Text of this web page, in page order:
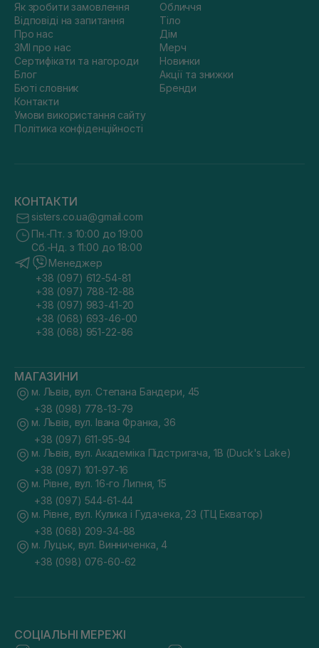
Як зробити замовлення
Відповіді на запитання
Про нас
ЗМІ про нас
Сертифікати та нагороди
Блог
Бюті словник
Контакти
Умови використання сайту
Політика конфіденційності
Обличчя
Тіло
Дім
Мерч
Новинки
Акції та знижки
Бренди
КОНТАКТИ
sisters.co.ua@gmail.com
Пн.-Пт. з 10:00 до 19:00
Сб.-Нд. з 11:00 до 18:00
Менеджер
+38 (097) 612-54-81
+38 (097) 788-12-88
+38 (097) 983-41-20
+38 (068) 693-46-00
+38 (068) 951-22-86
МАГАЗИНИ
м. Львів, вул. Степана Бандери, 45
+38 (098) 778-13-79
м. Львів, вул. Івана Франка, 36
+38 (097) 611-95-94
м. Львів, вул. Академіка Підстригача, 1В (Duck's Lake)
+38 (097) 101-97-16
м. Рівне, вул. 16-го Липня, 15
+38 (097) 544-61-44
м. Рівне, вул. Кулика і Гудачека, 23 (ТЦ Екватор)
+38 (068) 209-34-88
м. Луцьк, вул. Винниченка, 4
+38 (098) 076-60-62
СОЦІАЛЬНІ МЕРЕЖІ